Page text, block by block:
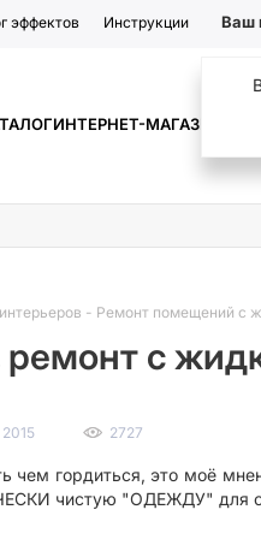
эффектов Инструкции Ваш
ИНТЕРНЕТ-МАГАЗИН
- Ремонт помещений с
ремонт с
2727
чем гордиться, это моё
чистую "ОДЕЖДУ" для